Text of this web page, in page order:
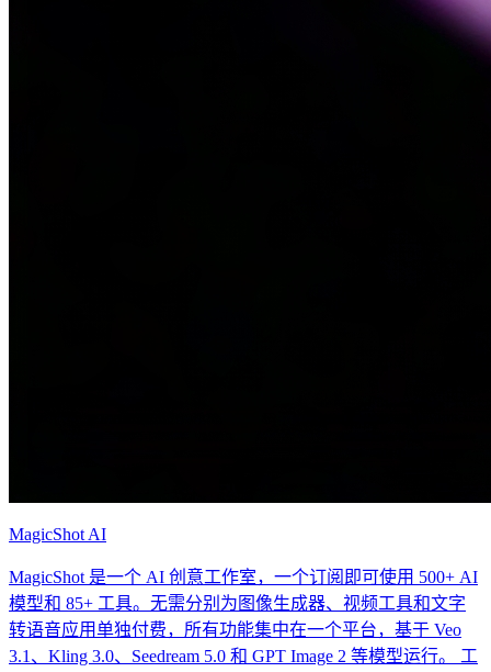
MagicShot AI
MagicShot 是一个 AI 创意工作室，一个订阅即可使用 500+ AI
模型和 85+ 工具。无需分别为图像生成器、视频工具和文字
转语音应用单独付费，所有功能集中在一个平台，基于 Veo
3.1、Kling 3.0、Seedream 5.0 和 GPT Image 2 等模型运行。 工